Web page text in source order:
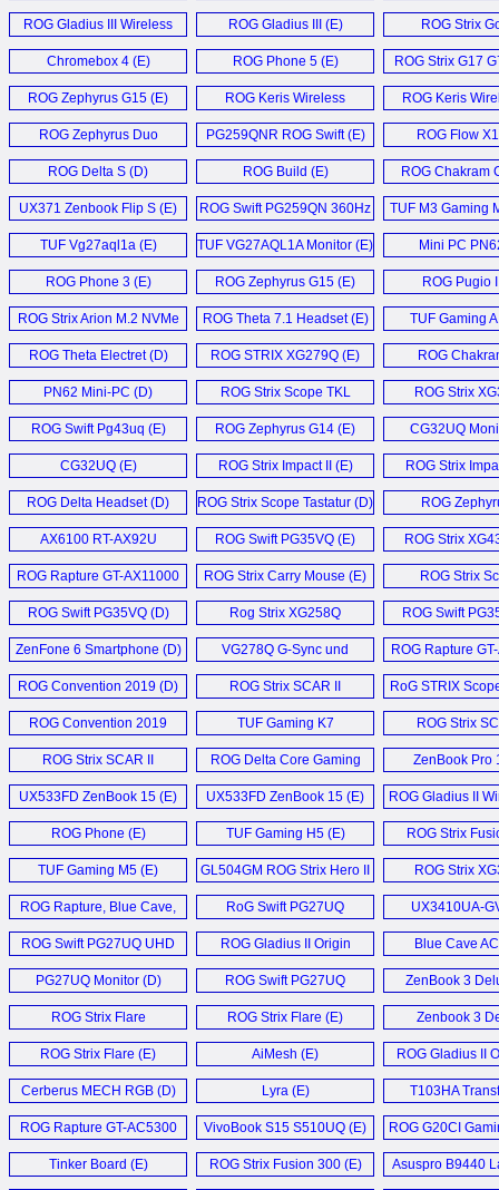
Gaming Router (E)
ROG Gladius III Wireless
Mouse (E)
ROG Gladius III (E)
ROG Strix
Headset
Chromebox 4 (E)
ROG Phone 5 (E) ROG Strix G17
ROG Zephyrus G15 (E)
ROG Keris Wireless
Mouse (E)
ROG Keris
ROG Zephyrus Duo
GX551 (E)
PG259QNR ROG Swift (E) ROG Flow
ROG Delta S (D) ROG Build (E) ROG Chakram
UX371 Zenbook Flip S (E)
ROG Swift PG259QN 360Hz
Monitor (E)
TUF M3 Gaming
TUF Vg27aql1a (E) TUF VG27AQL1A Monitor (E) Mini PC
ROG Phone 3 (E) ROG Zephyrus G15 (E) ROG Pugio
ROG Strix Arion M.2 NVMe
SSD Enclosure (E)
ROG Theta 7.1 Headset (E) TUF Gaming
ROG Theta Electret (D) ROG STRIX XG279Q (E) ROG
PN62 Mini-PC (D)
ROG Strix Scope TKL
Deluxe (E)
ROG Strix
Monitor
ROG Swift Pg43uq (E)
ROG Zephyrus G14 (E) CG32UQ
CG32UQ (E) ROG Strix Impact II (E) ROG Strix
ROG Delta Headset (D) ROG Strix Scope Tastatur (D)
ROG
GX502GW
AX6100 RT-AX92U
Router (D)
ROG Swift PG35VQ (E) ROG Strix
ROG Rapture GT-AX11000
Router (E)
ROG Strix Carry Mouse (E)
ROG Strix
G531GW
ROG Swift PG35VQ (D)
Rog Strix XG258Q
Monitor (D)
ROG Swift
ZenFone 6 Smartphone (D)
VG278Q G-Sync und
Freesync Gaming
Monitor (D)
ROG Rapture
Router
ROG Convention 2019 (D)
ROG Strix SCAR II
Notebook (E)
RoG STRIX
ROG Convention 2019
Coverage (E)
TUF Gaming K7
Keyboard (E)
ROG Strix
GL504GV
ROG Strix SCAR II
Laptop (E)
ROG Delta Core Gaming
Headset (E)
ZenBook Pro
UX533FD ZenBook 15 (E) UX533FD ZenBook 15 (E) ROG Gladius II
ROG Phone (E) TUF Gaming H5 (E)
ROG Strix
Headset
TUF Gaming M5 (E)
GL504GM ROG Strix Hero II
Laptop (E)
ROG Strix
Monitor
ROG Rapture, Blue Cave,
and Lyra Trio (E)
RoG Swift PG27UQ
Monitor (E)
UX3410UA-
Notebook
ROG Swift PG27UQ UHD
Gaming Monitor (D)
ROG Gladius II Origin
Mouse (E)
Blue Cave
Router
PG27UQ Monitor (D)
ROG Swift PG27UQ
Monitor (E)
ZenBook 3
ROG Strix Flare
Keyboard (E)
ROG Strix Flare (E)
Zenbook 3
UX490
ROG Strix Flare (E)
AiMesh (E) ROG Gladius II
Cerberus MECH RGB (D) Lyra (E)
T103HA
Mini (D)
ROG Rapture GT-AC5300
Router (D)
VivoBook S15 S510UQ (E) ROG G20CI
Tinker Board (E) ROG Strix Fusion 300 (E) Asuspro B9440